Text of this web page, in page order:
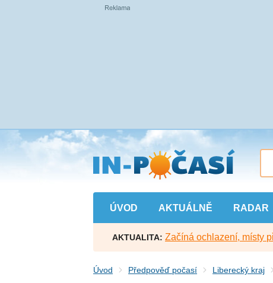
Přejít
na
hlavní
obsah
ÚVOD AKTUÁLNĚ RADAR
AKTUALITA: Začíná ochlazení, místy
Úvod Předpověď počasí Liberecký kraj